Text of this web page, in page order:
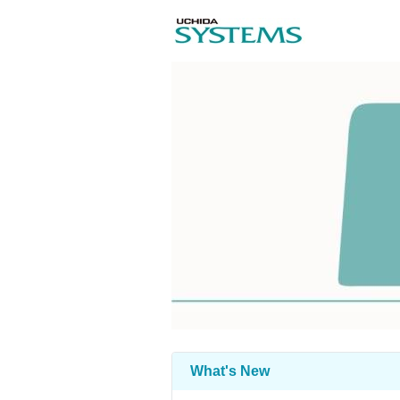
What's New